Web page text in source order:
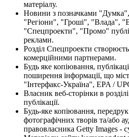
матеріалу.
Новини з позначками
"Регіони", "Гроші", "Влада",
"Спецпроекти", "Промо"
реклами.
Розділ Спецпроекти
комерційними партнерами.
Будь яке копіювання,
поширення інформації, що
"Інтерфакс-Україна", EPA /
Власник веб-сторінки в
публікації.
Будь-яке копіювання,
фотографічних творів та/або
правовласника Getty Images -